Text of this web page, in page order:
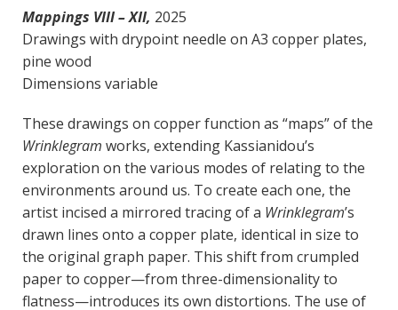
Mappings VIII – XII, 2025
Drawings with drypoint needle on A3 copper plates,
pine wood
Dimensions variable
These drawings on copper function as “maps” of the
Wrinklegram works, extending Kassianidou’s
exploration on the various modes of relating to the
environments around us. To create each one, the
artist incised a mirrored tracing of a Wrinklegram’s
drawn lines onto a copper plate, identical in size to
the original graph paper. This shift from crumpled
paper to copper—from three-dimensionality to
flatness—introduces its own distortions. The use of